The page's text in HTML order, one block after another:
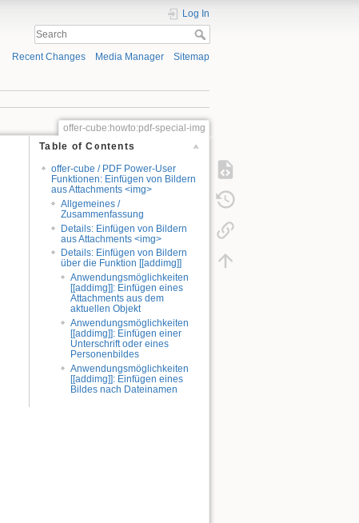
Log In
Recent Changes Media Manager Sitemap
offer-cube:howto:pdf-special-img
Table of Contents
offer-cube / PDF Power-User
Funktionen: Einfügen von Bildern
aus Attachments <img>
Allgemeines /
Zusammenfassung
Details: Einfügen von Bildern
aus Attachments <img>
Details: Einfügen von Bildern
über die Funktion [[addimg]]
Anwendungsmöglichkeiten
[[addimg]]: Einfügen eines
Attachments aus dem
aktuellen Objekt
Anwendungsmöglichkeiten
[[addimg]]: Einfügen einer
Unterschrift oder eines
Personenbildes
Anwendungsmöglichkeiten
[[addimg]]: Einfügen eines
Bildes nach Dateinamen